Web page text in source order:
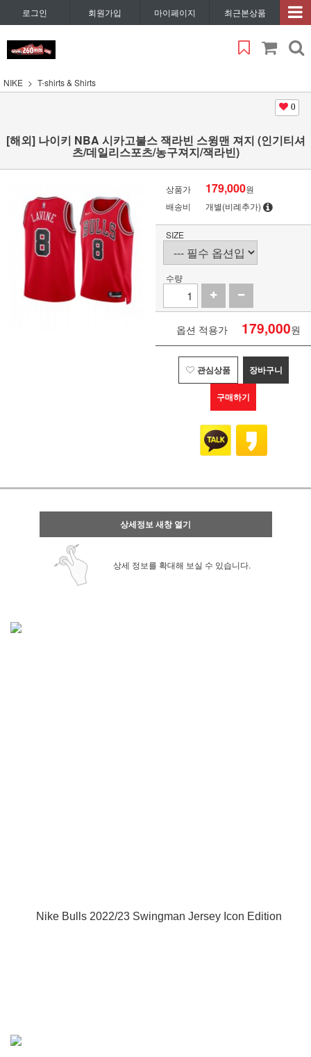
로그인 회원가입 마이페이지 최근본상품
NIKE T-shirts & Shirts
0
[해외] 나이키 NBA 시카고불스 잭라빈 스윙맨 져지 (인기티셔
츠/데일리스포츠/농구져지/잭라빈)
상품가 179,000원
배송비
개별(비례추가)
SIZE
수량
옵션 적용가 179,000원
관심상품 장바구니
구매하기
상세정보 새창 열기
상세 정보를 확대해 보실 수 있습니다.
Nike Bulls 2022/23 Swingman Jersey Icon Edition